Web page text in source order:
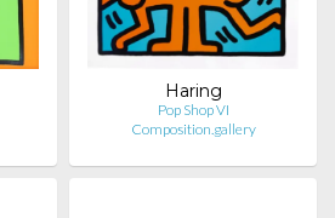
Haring
Pop Shop VI
Composition.gallery